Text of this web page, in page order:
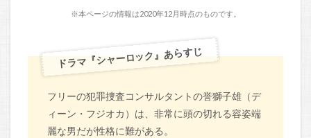
※本ページの情報は2020年12月時点のものです。
ドラマ『シャーロック』あらすじ
フリーの犯罪捜査コンサルタントの誉獅子雄（デ
ィーン・フジオカ）は、非常に頭の切れる容姿端
麗な男だが性格に難がある。